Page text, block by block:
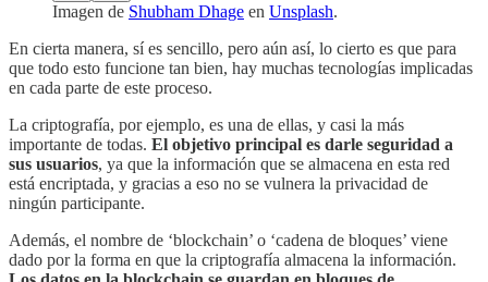
Imagen de Shubham Dhage en Unsplash.
En cierta manera, sí es sencillo, pero aún así, lo cierto es que para
que todo esto funcione tan bien, hay muchas tecnologías implicadas
en cada parte de este proceso.
La criptografía, por ejemplo, es una de ellas, y casi la más
importante de todas. El objetivo principal es darle seguridad a
sus usuarios, ya que la información que se almacena en esta red
está encriptada, y gracias a eso no se vulnera la privacidad de
ningún participante.
Además, el nombre de ‘blockchain’ o ‘cadena de bloques’ viene
dado por la forma en que la criptografía almacena la información.